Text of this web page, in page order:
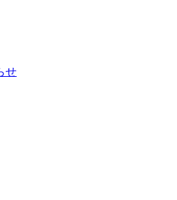
せ